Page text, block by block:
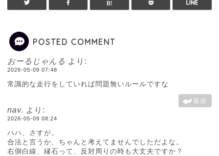
POSTED COMMENT
おーるじゃんる より:
2026-05-09 07:48
常識的な走行をしていれば問題無いルールですな
返信
nav. より:
2026-05-09 08:24
ハハ、さすが。
合法と言うか、ちゃんと考えてませんでしただよな。
右側白線、縁石って、反対周りの時も大丈夫ですか？